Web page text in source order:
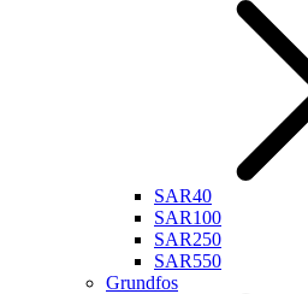
SAR40
SAR100
SAR250
SAR550
Grundfos